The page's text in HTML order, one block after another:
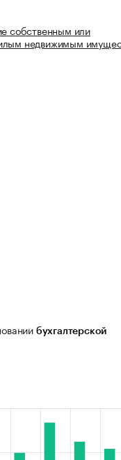
собственным или
недвижимым
бухгалтерской